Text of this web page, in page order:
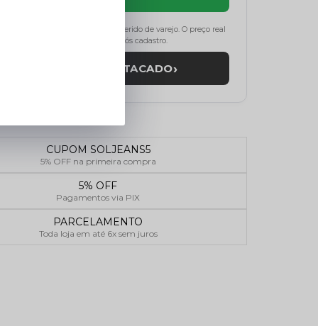
estimados com base no preço sugerido de varejo. O preço real
de atacado será revelado após cadastro.
REVELAR PREÇO ATACADO›
CUPOM SOLJEANS5
5% OFF na primeira compra
5% OFF
Pagamentos via PIX
PARCELAMENTO
Toda loja em até 6x sem juros